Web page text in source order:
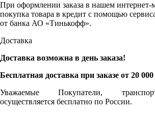
При оформлении заказа в нашем интернет-
покупка товара в кредит с помощью
от банка АО «Тинькофф».
Доставка
Доставка возможна в день заказа!
Бесплатная доставка при заказе от 20
Уважаемые Покупатели,
осуществляется бесплатно по России.